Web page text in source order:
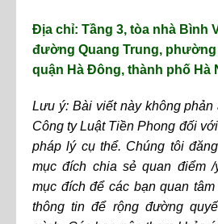
Địa chỉ: Tầng 3, tòa nhà Bình
đường Quang Trung, phường
quận Hà Đông, thành phố Hà
Lưu ý: Bài viết này không phản
Công ty Luật Tiền Phong đối
pháp lý cụ thể. Chúng tôi
mục đích chia sẻ quan điểm
mục đích để các bạn quan
thông tin để rộng đường